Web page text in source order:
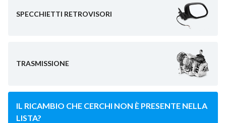
SPECCHIETTI RETROVISORI
TRASMISSIONE
IL RICAMBIO CHE CERCHI NON È PRESENTE NELLA
LISTA?